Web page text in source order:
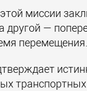
миссии
другой —
перемещения.